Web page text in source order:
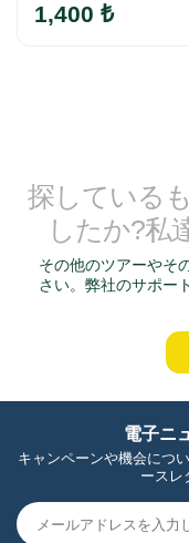
1,400 ₺
探している
したか?私
その他のツアーやそ
さい。弊社のサポー
電子ニ
キャンペーンや機会につ
ースレ